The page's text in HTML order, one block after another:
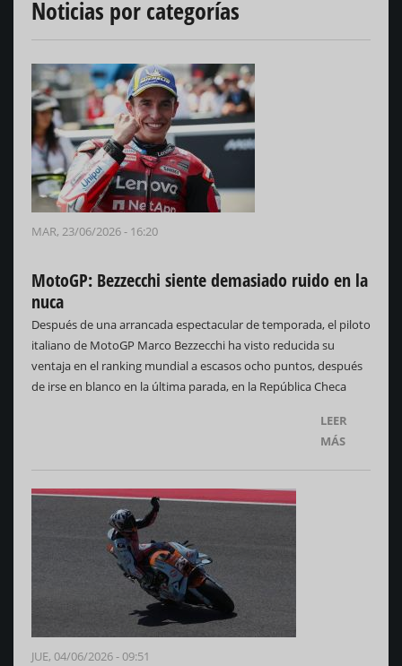
Noticias por categorías
MAR, 23/06/2026 - 16:20
MotoGP: Bezzecchi siente demasiado ruido en la
nuca
Después de una arrancada espectacular de temporada, el piloto
italiano de MotoGP Marco Bezzecchi ha visto reducida su
ventaja en el ranking mundial a escasos ocho puntos, después
de irse en blanco en la última parada, en la República Checa
LEER
MÁS
JUE, 04/06/2026 - 09:51